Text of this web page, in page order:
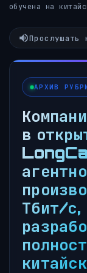
обучена на
Прослушать
АРХИВ
в
Тбит/с,